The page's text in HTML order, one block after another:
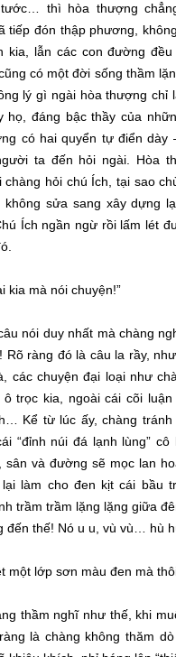
tước… thì hòa thượng
tiếp đón thập phương ,
kia, lẫn các con đường
có một đời sống thầm
lý gì ngài hòa thượng chỉ
họ, đáng bậc thầy của
có hai quyển tự điển dày
ta đến hỏi ngài. Hòa
hỏi chú Ích, tại sao
không sửa sang xây dựng
Ích ngần ngừ rồi lấm lét
kia mà nói chuyện!”
nói duy nhất mà chàng
Rõ ràng đó là câu la rầy,
các chuyệnđại loạinhư
trọc kia, ngoài cái cõi
… Kể từ lúc ấy, chàng tránh
“đỉnh núi đá lạnh lùng”
sân và đường sẽ mọc lan
lại làm cho đen kịt cái bầu
trầm trầm lặng lặng giữa
đến thế! Nó u u, vù vù… hù
một lớp sơn màu đen mà
thầm nghĩ như thế, khi
là chàng không thăm dò